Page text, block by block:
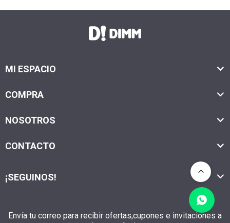
MI ESPACIO
COMPRA
NOSOTROS
CONTACTO
Envía tu correo para recibir ofertas,cupones e invitaciones a
¡SEGUINOS!